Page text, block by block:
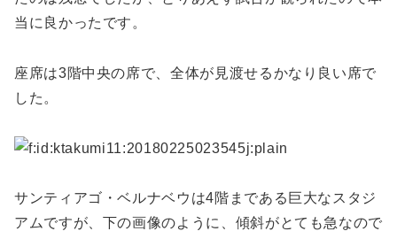
当に良かったです。
座席は3階中央の席で、全体が見渡せるかなり良い席で
した。
サンティアゴ・ベルナベウは4階まである巨大なスタジ
アムですが、下の画像のように、傾斜がとても急なので